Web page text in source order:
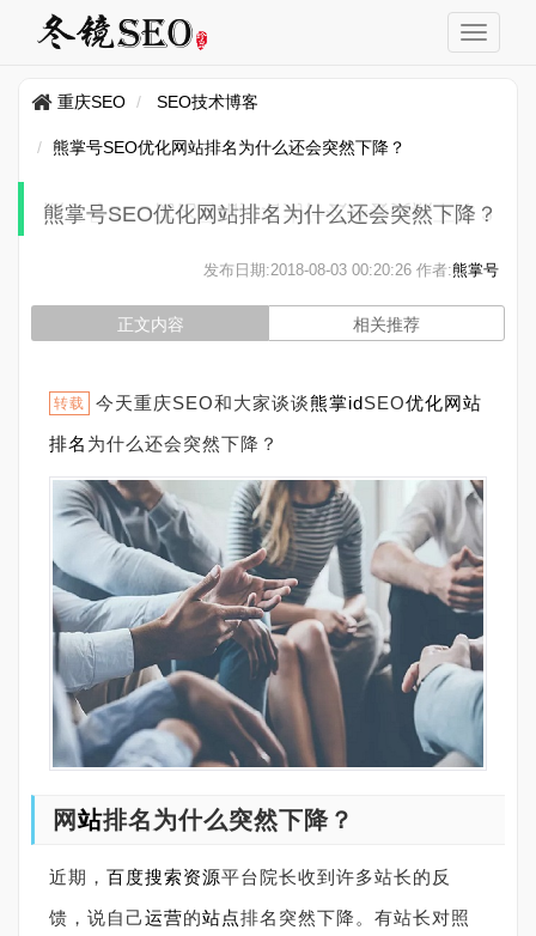
重庆SEO SEO技术博客
熊掌号SEO优化网站排名为什么还会突然下降？
熊掌号SEO优化网站排名为什么还会突然下降？
发布日期:2018-08-03 00:20:26 作者:熊掌号
正文内容 相关推荐
转载 今天重庆SEO和大家谈谈熊掌idSEO优化网站
排名 为什么还会突然下降？
网站排名为什么突然下降？
近期， 百度搜索资源平台院长收到许多站长的反
馈，说自己运营的站点排名突然下降。有站长对照